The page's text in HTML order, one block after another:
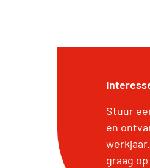
Stuur
en
graag